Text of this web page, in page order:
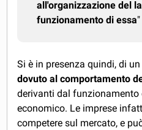
all'organizzazione del
funzionamento di essa"
Si è in presenza quindi, di
dovuto al comportamento
derivanti dal funzionamento
economico. Le imprese
competere sul mercato, e